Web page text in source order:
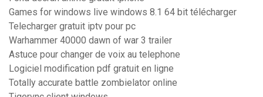
Games for windows live windows 8.1 64 bit télécharger
Telecharger gratuit iptv pour pc
Warhammer 40000 dawn of war 3 trailer
Astuce pour changer de voix au telephone
Logiciel modification pdf gratuit en ligne
Totally accurate battle zombielator online